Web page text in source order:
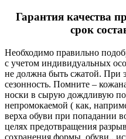
Гарантия качества
срок
Необходимо правильно
с учетом индивидуальных
не должна быть сжатой. При
сезонность. Помните –
носки в сырую дождливую
непромокаемой ( как,
верха обуви при попадании
целях предотвращения
сохранения формы обуви,,